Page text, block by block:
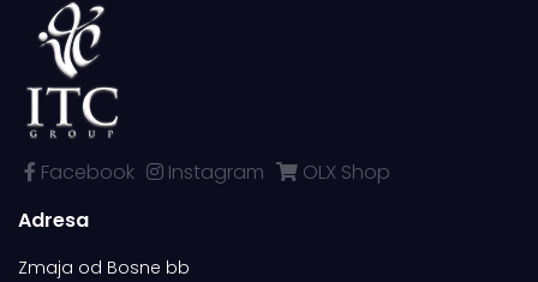
Facebook Instagram
OLX Shop
Adresa
Zmaja od Bosne bb